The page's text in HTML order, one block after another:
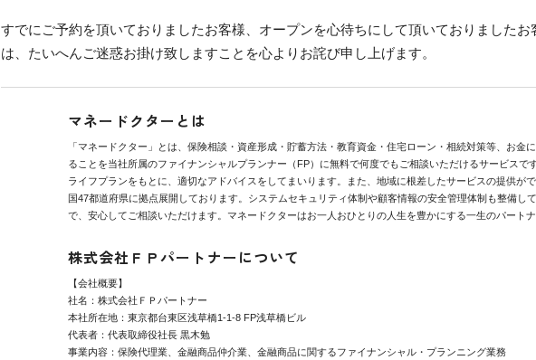
すでにご予約を頂いておりましたお客様、オープンを心待ちにして頂いておりましたお
は、たいへんご迷惑お掛け致しますことを心よりお詫び申し上げます。
マネードクターとは
「マネードクター」とは、保険相談・資産形成・貯蓄方法・教育資金・住宅ローン・相続対策等、お金
ることを当社所属のファイナンシャルプランナー（FP）に無料で何度でもご相談いただけるサービスで
ライフプランをもとに、適切なアドバイスをしてまいります。また、地域に根差したサービスの提供が
国47都道府県に拠点展開しております。システムセキュリティ体制や顧客情報の安全管理体制も整備し
で、安心してご相談いただけます。マネードクターはお一人おひとりの人生を豊かにする一生のパート
株式会社ＦＰパートナーについて
【会社概要】
社名：株式会社ＦＰパートナー
本社所在地：東京都台東区浅草橋1-1-8 FP浅草橋ビル
代表者：代表取締役社長 黒木勉
事業内容：保険代理業、金融商品仲介業、金融商品に関するファイナンシャル・プランニング業務